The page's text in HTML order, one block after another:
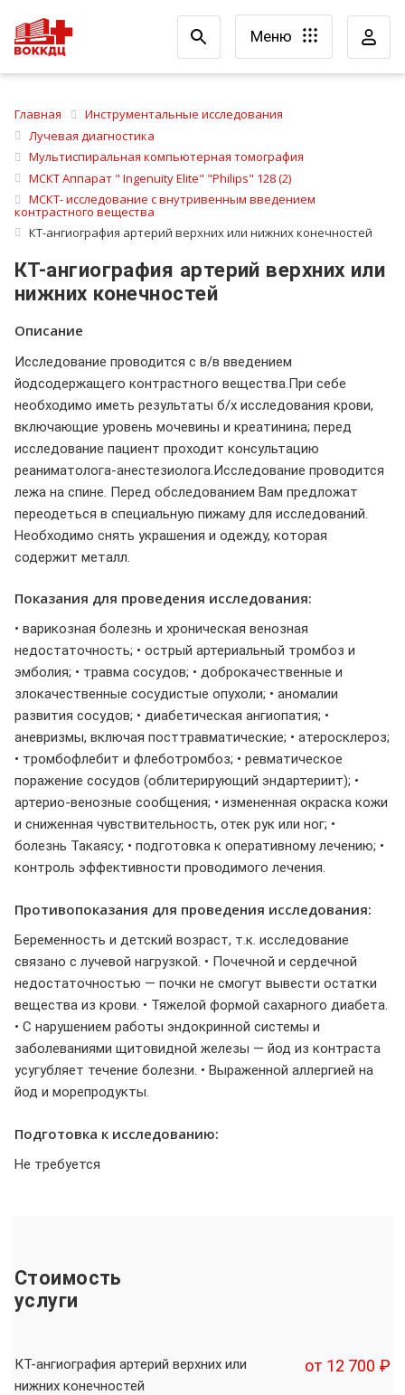
Меню
Главная
Инструментальные исследования
Лучевая диагностика
Мультиспиральная компьютерная томография
МСКТ Аппарат " Ingenuity Elite" "Philips" 128 (2)
МСКТ- исследование с внутривенным введением
контрастного вещества
КТ-ангиография артерий верхних или нижних конечностей
КТ-ангиография артерий верхних или
нижних конечностей
Описание
Исследование проводится с в/в введением
йодсодержащего контрастного вещества.При себе
необходимо иметь результаты б/х исследования крови,
включающие уровень мочевины и креатинина; перед
исследование пациент проходит консультацию
реаниматолога-анестезиолога.Исследование проводится
лежа на спине. Перед обследованием Вам предложат
переодеться в специальную пижаму для исследований.
Необходимо снять украшения и одежду, которая
содержит металл.
Показания для проведения исследования:
• варикозная болезнь и хроническая венозная
недостаточность; • острый артериальный тромбоз и
эмболия; • травма сосудов; • доброкачественные и
злокачественные сосудистые опухоли; • аномалии
развития сосудов; • диабетическая ангиопатия; •
аневризмы, включая посттравматические; • атеросклероз;
• тромбофлебит и флеботромбоз; • ревматическое
поражение сосудов (облитерирующий эндартериит); •
артерио-венозные сообщения; • измененная окраска кожи
и сниженная чувствительность, отек рук или ног; •
болезнь Такаясу; • подготовка к оперативному лечению; •
контроль эффективности проводимого лечения.
Противопоказания для проведения исследования:
Беременность и детский возраст, т.к. исследование
связано с лучевой нагрузкой. • Почечной и сердечной
недостаточностью — почки не смогут вывести остатки
вещества из крови. • Тяжелой формой сахарного диабета.
• С нарушением работы эндокринной системы и
заболеваниями щитовидной железы — йод из контраста
усугубляет течение болезни. • Выраженной аллергией на
йод и морепродукты.
Подготовка к исследованию:
Не требуется
Стоимость
услуги
КТ-ангиография артерий верхних или
нижних конечностей
от 12 700 ₽